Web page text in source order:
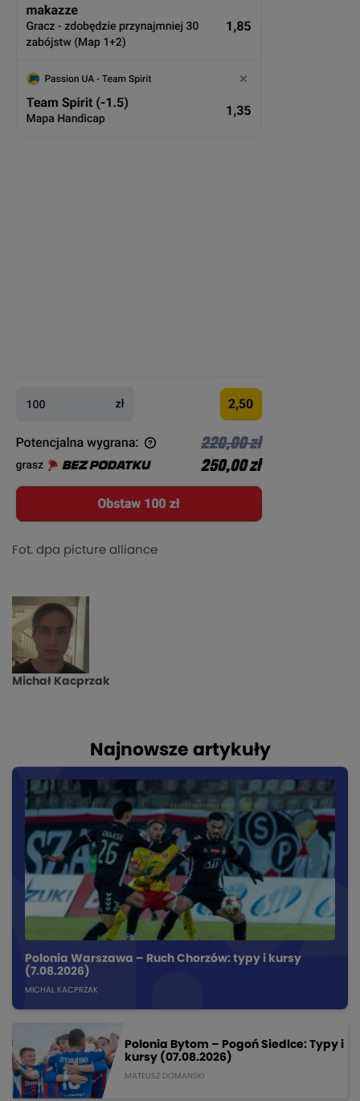
Fot. dpa picture alliance
Michał Kacprzak
Najnowsze artykuły
Polonia Warszawa – Ruch Chorzów: typy i kursy
(7.08.2026)
MICHAL KACPRZAK
Polonia Bytom – Pogoń Siedlce: Typy i
kursy (07.08.2026)
MATEUSZ DOMANSKI